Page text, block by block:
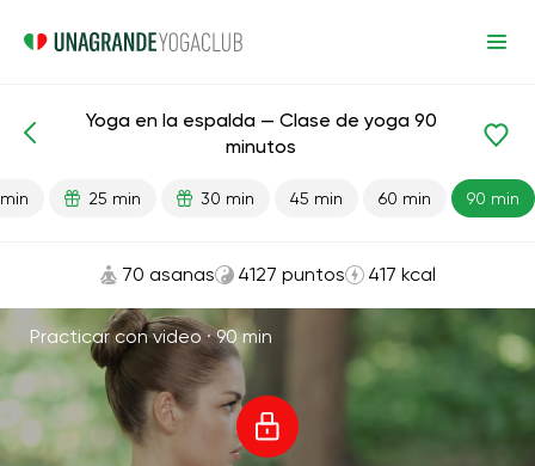
Lecciones preparadas Relajación
Yoga en la espalda — Clase de yoga 90
minutos
25 min 30 min 45 min 60 min 90 min
70 asanas 4127 puntos 417 kcal
Practicar con video ·90 min